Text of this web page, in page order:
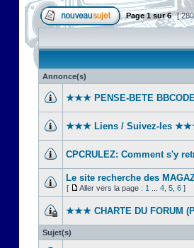
Page1sur6 [
Annonce(s)
★★★ PENSE-BETE
★★★ Liens / Suivez-les
CPCRULEZ: Comment s'y
Le site recherche des
[ Aller vers la page : 1 4 5 6 ]
★★★ CHARTE DU FORUM
Sujet(s)